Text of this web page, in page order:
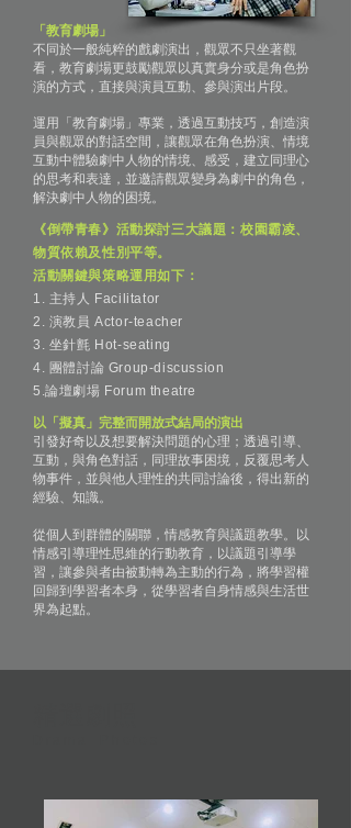
「教育劇場」
不同於一般純粹的戲劇演出，觀眾不只坐著觀
看，教育劇場更鼓勵觀眾以真實身分或是角色扮
演的方式，直接與演員互動、參與演出片段。
運用「教育劇場」專業，透過互動技巧，創造演
員與觀眾的對話空間，讓觀眾在角色扮演、情境
互動中體驗劇中人物的情境、感受，建立同理心
的思考和表達，並邀請觀眾變身為劇中的角色，
解決劇中人物的困境。​
《倒帶青春》活動探討三大議題：校園霸凌、
物質依賴及性別平等。
活動關鍵與策略運⽤如下：
1. 主持人 Facilitator
2. 演教員 Actor-teacher
3. 坐針氈 Hot-seating
4. 團體討論 Group-discussion
5.論壇劇場 Forum theatre
以「擬真」完整而開放式結局的演出
引發好奇以及想要解決問題的心理；透過引導、
互動，與角色對話，同理故事困境，反覆思考人
物事件，並與他人理性的共同討論後，得出新的
經驗、知識。
從個人到群體的關聯，情感教育與議題教學。以
情感引導理性思維的行動教育，以議題引導學
習，讓參與者由被動轉為主動的行為，將學習權
回歸到學習者本身，從學習者自身情感與生活世
界為起點。